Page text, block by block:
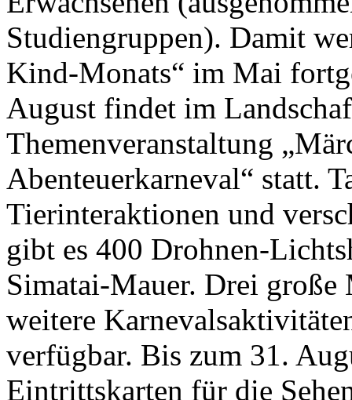
Studiengruppen). Damit
Kind-Monats“ im Mai
August findet im
Themenveranstaltung
Abenteuerkarneval“ statt.
Tierinteraktionen und
gibt es 400 Drohnen-
Simatai-Mauer. Drei
weitere
verfügbar. Bis zum 31.
Eintrittskarten für die